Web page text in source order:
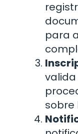
para
sobre